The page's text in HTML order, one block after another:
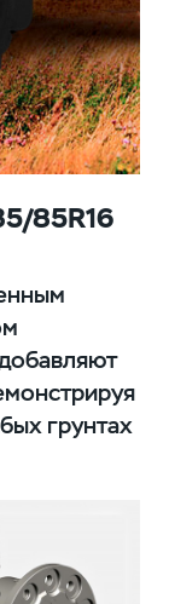
85R16
грунтах